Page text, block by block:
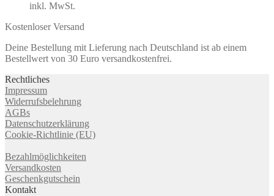
inkl. MwSt.
Kostenloser Versand
Deine Bestellung mit Lieferung nach Deutschland ist ab einem
Bestellwert von 30 Euro versandkostenfrei.
Rechtliches
Impressum
Widerrufsbelehrung
AGBs
Datenschutzerklärung
Cookie-Richtlinie (EU)
Bezahlmöglichkeiten
Versandkosten
Geschenkgutschein
Kontakt